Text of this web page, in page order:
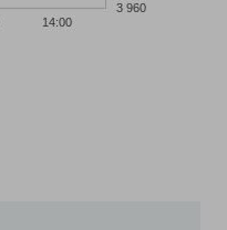
14:00
3 960